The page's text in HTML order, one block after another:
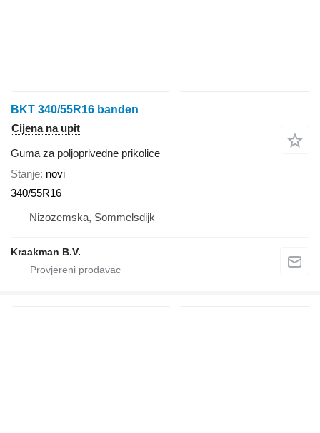
BKT 340/55R16 banden
Cijena na upit
Guma za poljoprivedne prikolice
Stanje novi
340/55R16
Nizozemska, Sommelsdijk
Kraakman B.V.